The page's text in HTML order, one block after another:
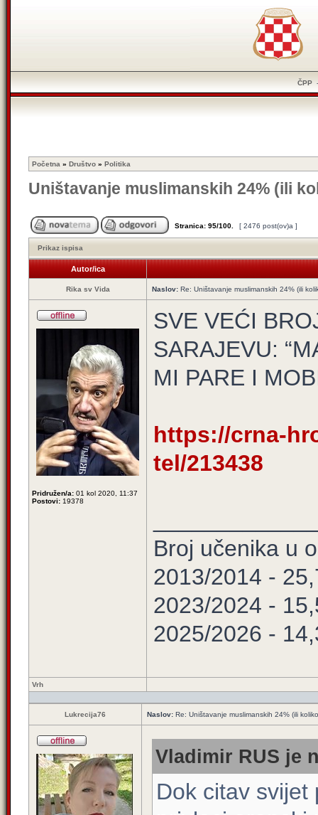
ČPP
Početna » Društvo » Politika
Uništavanje muslimanskih 24% (ili
Stranica: 95/100 [ 2476 post(ov)a ]
Prikaz ispisa
Autor/ica
Rika sv Vida Naslov: Re: Uništavanje muslimanskih 24% (ili
Pridružen/a: 01 kol 2020, 11:37
Postovi: 19378
SVE VEĆI
SARAJEVU:
MI PARE I
https://crna-
tel/213438
Broj učenika u
2013/2014 -
2023/2024 -
2025/2026 -
Vrh
Lukrecija76 Naslov: Re: Uništavanje muslimanskih 24% (ili
Vladimir RUS je
Dok citav svijet